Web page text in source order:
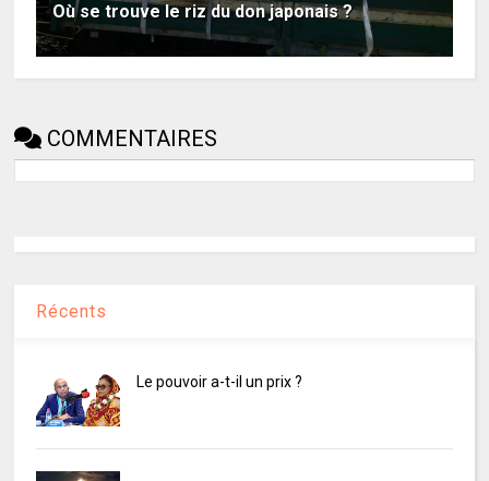
Où se trouve le riz du don japonais ?
COMMENTAIRES
Récents
Le pouvoir a-t-il un prix ?